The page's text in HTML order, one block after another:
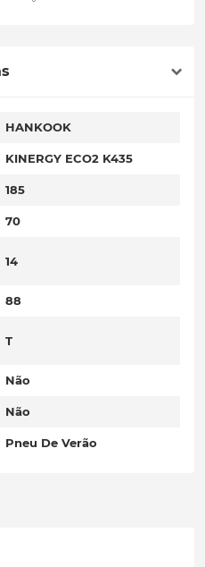
HANKOOK
KINERGY ECO2 K435
185
70
14
88
T
Não
Não
Pneu De Verão